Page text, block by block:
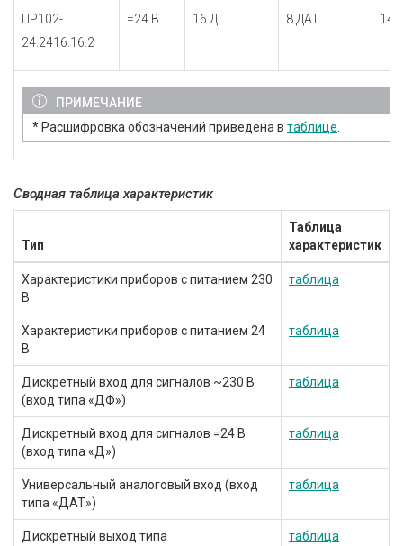
ПР102-
24.2416.16.2
=24 В 16 Д 8 ДАТ 14
ПРИМЕЧАНИЕ
* Расшифровка обозначений приведена в таблице.
Сводная таблица характеристик
Тип
Таблица
характеристик
Характеристики приборов с питанием 230
В
таблица
Характеристики приборов с питанием 24
В
таблица
Дискретный вход для сигналов ~230 В
(вход типа «ДФ»)
таблица
Дискретный вход для сигналов =24 В
(вход типа «Д»)
таблица
Универсальный аналоговый вход (вход
типа «ДАТ»)
таблица
Дискретный выход типа
таблица